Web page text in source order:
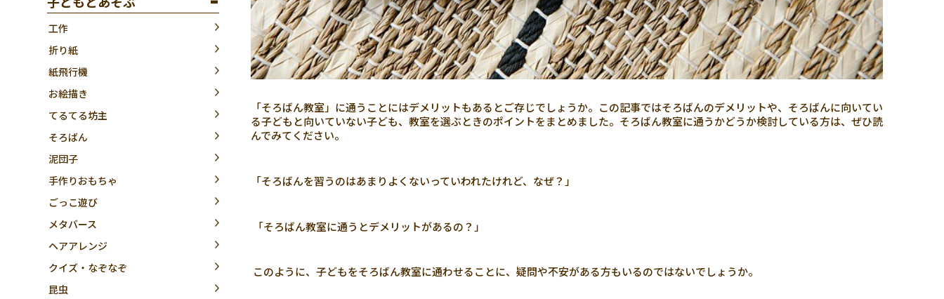
工作
折り紙
紙飛行機
お絵描き
てるてる坊主
そろばん
泥団子
手作りおもちゃ
ごっこ遊び
メタバース
ヘアアレンジ
クイズ・なぞなぞ
昆虫
「そろばん教室」に通うことにはデメリットもあるとご存じでしょうか。この記事ではそろばんのデメリットや、そろばんに向いてい
る子どもと向いていない子ども、教室を選ぶときのポイントをまとめました。そろばん教室に通うかどうか検討している方は、ぜひ読
んでみてください。
「そろばんを習うのはあまりよくないっていわれたけれど、なぜ？」
「そろばん教室に通うとデメリットがあるの？」
このように、子どもをそろばん教室に通わせることに、疑問や不安がある方もいるのではないでしょうか。